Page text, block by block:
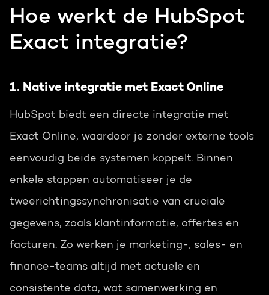
Hoe werkt de HubSpot
Exact integratie?
1. Native integratie met Exact Online
HubSpot biedt een directe integratie met
Exact Online, waardoor je zonder externe tools
eenvoudig beide systemen koppelt. Binnen
enkele stappen automatiseer je de
tweerichtingssynchronisatie van cruciale
gegevens, zoals klantinformatie, offertes en
facturen. Zo werken je marketing-, sales- en
finance-teams altijd met actuele en
consistente data, wat samenwerking en